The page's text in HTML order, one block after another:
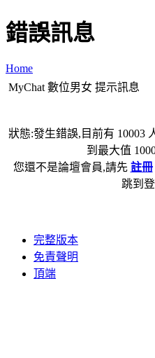
錯誤訊息
Home
MyChat 數位男女 提示訊息
狀態:發生錯誤,目前有 10003
到最大值
您還不是論壇會員,請先 註冊
跳到
完整版本
免責聲明
頂端